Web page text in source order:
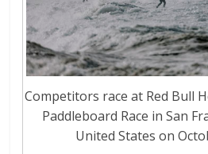
Competitors race at Red Bull
Paddleboard Race in San
United States on